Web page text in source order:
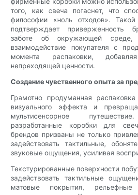
того, как свеча погаснет, что
философии «ноль отходов».
подтверждает приверженность
заботе об окружающей
взаимодействие покупателя с
момента распаковки,
непреходящей ценности.
Создание чувственного опыта за
Грамотно продуманная
визуального эффекта и
мультисенсорное
разработанные коробки для
брендов призваны не только
задействовать тактильные,
звуковые ощущения, усиливая
Текстурированные поверхности
задействовать тактильные
матовые покрытия, рельефные